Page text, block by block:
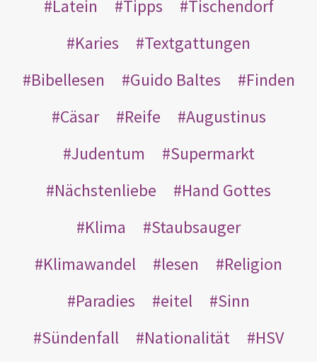
Latein
Tipps
Tischendorf
Karies
Textgattungen
Bibellesen
Guido Baltes
Finden
Cäsar
Reife
Augustinus
Judentum
Supermarkt
Nächstenliebe
Hand Gottes
Klima
Staubsauger
Klimawandel
lesen
Religion
Paradies
eitel
Sinn
Sündenfall
Nationalität
HSV